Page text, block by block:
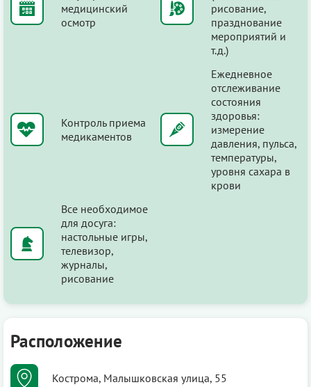
медицинский
осмотр
рисование,
празднование
мероприятий и
т.д.)
Контроль приема
медикаментов
Ежедневное
отслеживание
состояния
здоровья:
измерение
давления, пульса,
температуры,
уровня сахара в
крови
Все необходимое
для досуга:
настольные игры,
телевизор,
журналы,
рисование
Расположение
Кострома, Малышковская улица, 55